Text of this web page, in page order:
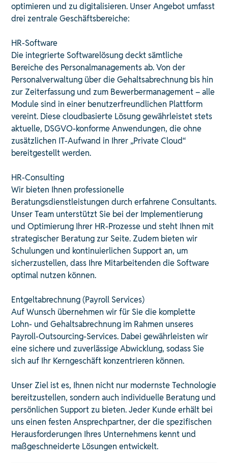
optimieren und zu digitalisieren. Unser Angebot umfasst
drei zentrale Geschäftsbereiche:​
HR-Software
Die integrierte Softwarelösung deckt sämtliche
Bereiche des Personalmanagements ab. Von der
Personalverwaltung über die Gehaltsabrechnung bis hin
zur Zeiterfassung und zum Bewerbermanagement – alle
Module sind in einer benutzerfreundlichen Plattform
vereint. Diese cloudbasierte Lösung gewährleistet stets
aktuelle, DSGVO-konforme Anwendungen, die ohne
zusätzlichen IT-Aufwand in Ihrer „Private Cloud“
bereitgestellt werden. ​
HR-Consulting
Wir bieten Ihnen professionelle
Beratungsdienstleistungen durch erfahrene Consultants.
Unser Team unterstützt Sie bei der Implementierung
und Optimierung Ihrer HR-Prozesse und steht Ihnen mit
strategischer Beratung zur Seite. Zudem bieten wir
Schulungen und kontinuierlichen Support an, um
sicherzustellen, dass Ihre Mitarbeitenden die Software
optimal nutzen können. ​
Entgeltabrechnung (Payroll Services)
Auf Wunsch übernehmen wir für Sie die komplette
Lohn- und Gehaltsabrechnung im Rahmen unseres
Payroll-Outsourcing-Services. Dabei gewährleisten wir
eine sichere und zuverlässige Abwicklung, sodass Sie
sich auf Ihr Kerngeschäft konzentrieren können. ​
Unser Ziel ist es, Ihnen nicht nur modernste Technologie
bereitzustellen, sondern auch individuelle Beratung und
persönlichen Support zu bieten. Jeder Kunde erhält bei
uns einen festen Ansprechpartner, der die spezifischen
Herausforderungen Ihres Unternehmens kennt und
maßgeschneiderte Lösungen entwickelt. ​